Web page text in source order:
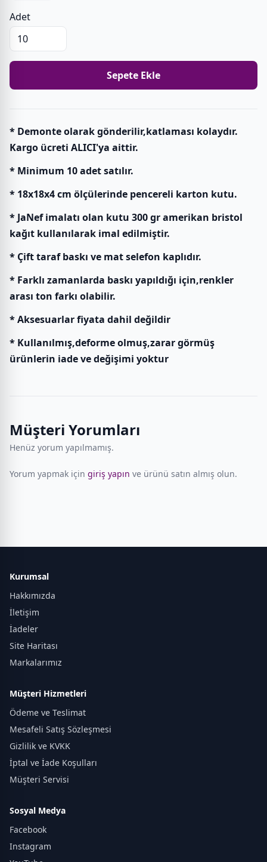
Adet
Sepete Ekle
* Demonte olarak gönderilir,katlaması kolaydır.
Kargo ücreti ALICI'ya aittir.
* Minimum 10 adet satılır.
* 18x18x4 cm ölçülerinde pencereli karton kutu.
* JaNef imalatı olan kutu 300 gr amerikan bristol
kağıt kullanılarak imal edilmiştir.
* Çift taraf baskı ve mat selefon kaplıdır.
* Farklı zamanlarda baskı yapıldığı için,renkler
arası ton farkı olabilir.
* Aksesuarlar fiyata dahil değildir
* Kullanılmış,deforme olmuş,zarar görmüş
ürünlerin iade ve değişimi yoktur
Müşteri Yorumları
Henüz yorum yapılmamış.
Yorum yapmak için giriş yapın ve ürünü satın almış olun.
Kurumsal
Hakkımızda
İletişim
İadeler
Site Haritası
Markalarımız
Müşteri Hizmetleri
Ödeme ve Teslimat
Mesafeli Satış Sözleşmesi
Gizlilik ve KVKK
İptal ve İade Koşulları
Müşteri Servisi
Sosyal Medya
Facebook
Instagram